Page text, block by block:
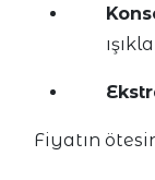
Fiyatın